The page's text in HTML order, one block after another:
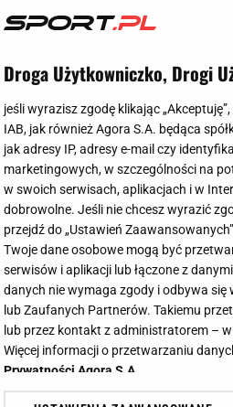
Droga Użytkowniczko, Drogi
jeśli wyrazisz zgodę klikając
IAB, jak również Agora S.A. będąca
jak adresy IP, adresy e-mail czy
marketingowych, w szczególności na
w swoich serwisach, aplikacjach i w
dobrowolne. Jeśli nie chcesz wyrazić
przejdź do „Ustawień
Twoje dane osobowe mogą być
serwisów i aplikacji lub łączone z
danych nie wymaga zgody i odbywa się
lub Zaufanych Partnerów. Takiemu
lub przez kontakt z administratorem –
Więcej informacji o przetwarzaniu
Prywatności Agora S.A.